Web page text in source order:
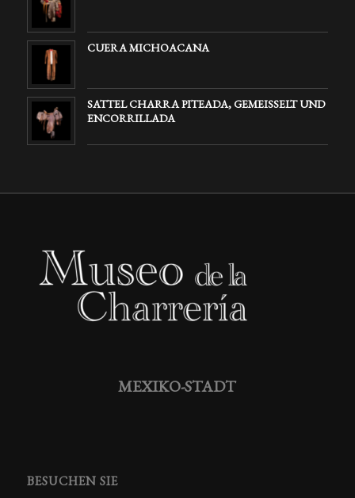
CUERA MICHOACANA
SATTEL CHARRA PITEADA, GEMEISSELT UND
ENCORRILLADA
MEXIKO-STADT
BESUCHEN SIE